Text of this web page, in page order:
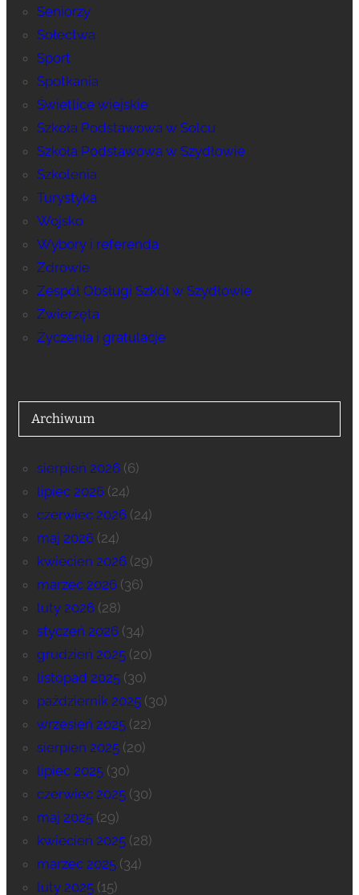
Seniorzy
Sołectwa
Sport
Spotkania
Świetlice wiejskie
Szkoła Podstawowa w Solcu
Szkoła Podstawowa w Szydłowie
Szkolenia
Turystyka
Wojsko
Wybory i referenda
Zdrowie
Zespół Obsługi Szkół w Szydłowie
Zwierzęta
Życzenia i gratulacje
Archiwum
sierpień 2026(6)
lipiec 2026(24)
czerwiec 2026(24)
maj 2026(24)
kwiecień 2026(29)
marzec 2026(36)
luty 2026(28)
styczeń 2026(34)
grudzień 2025(20)
listopad 2025(30)
październik 2025(30)
wrzesień 2025(22)
sierpień 2025(20)
lipiec 2025(30)
czerwiec 2025(30)
maj 2025(29)
kwiecień 2025(28)
marzec 2025(34)
luty 2025(15)